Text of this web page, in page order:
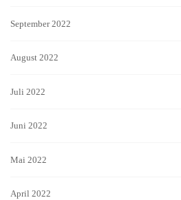
September 2022
August 2022
Juli 2022
Juni 2022
Mai 2022
April 2022